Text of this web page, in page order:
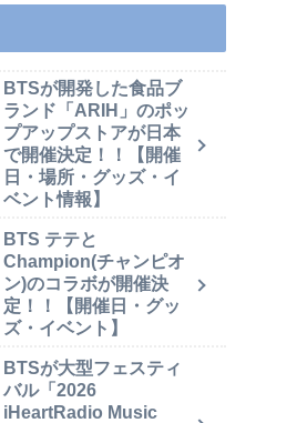
BTSが開発した食品ブ
ランド「ARIH」のポッ
プアップストアが日本
で開催決定！！【開催
日・場所・グッズ・イ
ベント情報】
BTS テテと
Champion(チャンピオ
ン)のコラボが開催決
定！！【開催日・グッ
ズ・イベント】
BTSが大型フェスティ
バル「2026
iHeartRadio Music